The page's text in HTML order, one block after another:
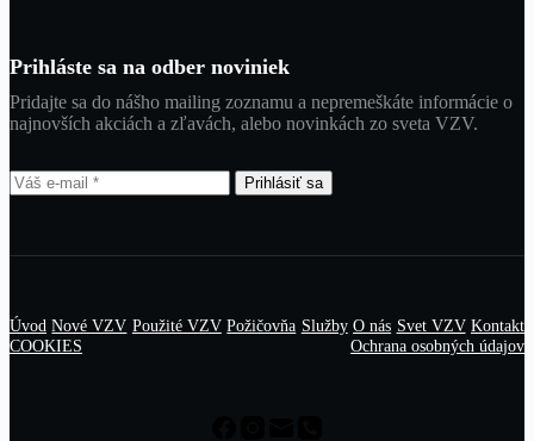
Prihláste sa na odber noviniek
Pridajte sa do nášho mailing zoznamu a nepremeškáte informácie o
najnovších akciách a zľavách, alebo novinkách zo sveta VZV.
Prihlásiť sa
Úvod Nové VZV Použité VZV Požičovňa Služby O nás Svet VZV Kontakt
COOKIES
Ochrana osobných údajov